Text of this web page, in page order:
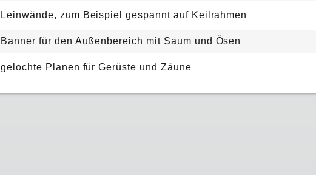
Leinwände, zum Beispiel gespannt auf Keilrahmen
Banner für den Außenbereich mit Saum und Ösen
gelochte Planen für Gerüste und Zäune